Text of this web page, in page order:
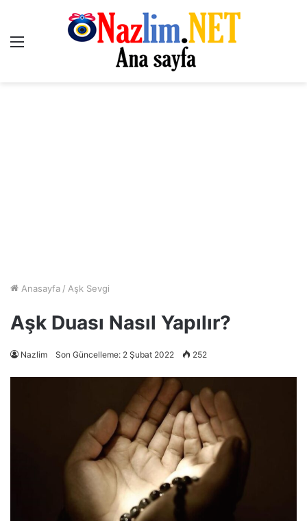
Menü
Anasayfa / Aşk Sevgi
Aşk Duası Nasıl Yapılır?
Nazlim Son Güncelleme: 2 Şubat 2022 252